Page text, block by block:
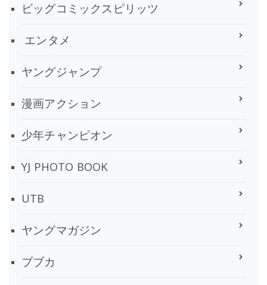
ビッグコミックスピリッツ
エンタメ
ヤングジャンプ
漫画アクション
少年チャンピオン
YJ PHOTO BOOK
UTB
ヤングマガジン
ブブカ